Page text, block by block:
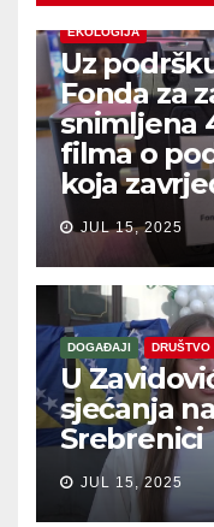
EKOLOGIJA
Uz
Fonda za
snimljena
filma o
koja
JUL 15, 2025
DOGAĐAJI DRUŠTVO
U
sjećanja
Srebrenici
JUL 15, 2025